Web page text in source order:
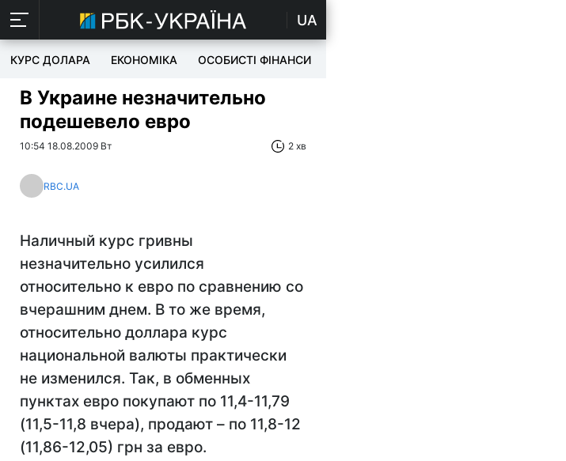
UA
КУРС ДОЛАРА ЕКОНОМІКА ОСОБИСТІ ФІНАНСИ
В Украине незначительно
подешевело евро
10:54 18.08.2009 Вт 2 хв
RBC.UA
Наличный курс гривны
незначительно усилился
относительно к евро по сравнению со
вчерашним днем. В то же время,
относительно доллара курс
национальной валюты практически
не изменился. Так, в обменных
пунктах евро покупают по 11,4-11,79
(11,5-11,8 вчера), продают – по 11,8-12
(11,86-12,05) грн за евро.